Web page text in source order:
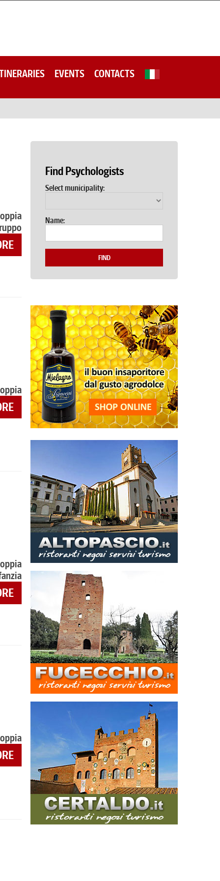
EVENTS CONTACTS
Find Psychologists
Select municipality:
Name:
FIND